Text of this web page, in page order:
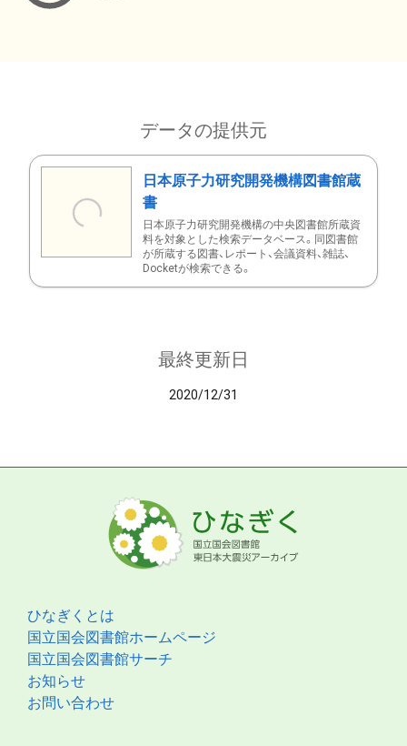
データの提供元
日本原子力研究開発機構図書館蔵
書
日本原子力研究開発機構の中央図書館所蔵資
料を対象とした検索データベース。同図書館
が所蔵する図書、レポート、会議資料、雑誌、
Docketが検索できる。
最終更新日
2020/12/31
ひなぎくとは
国立国会図書館ホームページ
国立国会図書館サーチ
お知らせ
お問い合わせ